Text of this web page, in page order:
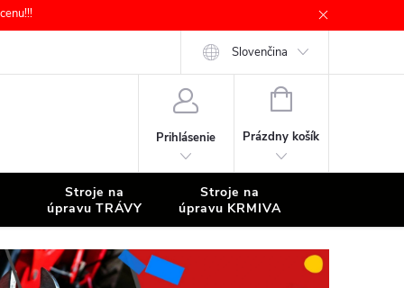
Slovenčina
Prihlásenie
NÁKUPNÝ
Prázdny košík
Stroje na
úpravu TRÁVY
Stroje na
úpravu KRMIVA